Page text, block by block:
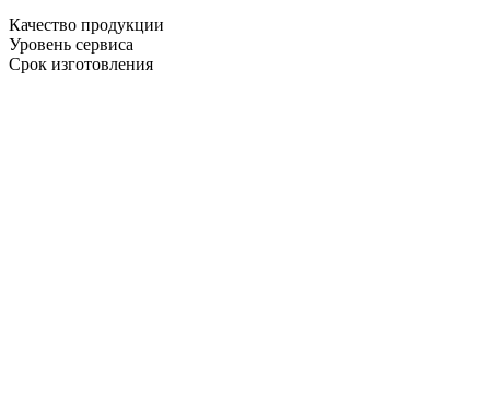
Качество продукции
Уровень сервиса
Срок изготовления